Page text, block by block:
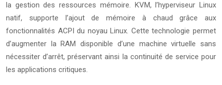
la gestion des ressources mémoire. KVM, l’hyperviseur Linux
natif, supporte l’ajout de mémoire à chaud grâce aux
fonctionnalités ACPI du noyau Linux. Cette technologie permet
d’augmenter la RAM disponible d’une machine virtuelle sans
nécessiter d’arrêt, préservant ainsi la continuité de service pour
les applications critiques.